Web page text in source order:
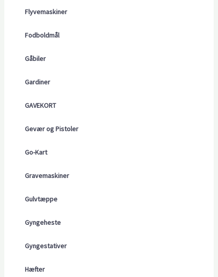
Flyvemaskiner
Fodboldmål
Gåbiler
Gardiner
GAVEKORT
Gevær og Pistoler
Go-Kart
Gravemaskiner
Gulvtæppe
Gyngeheste
Gyngestativer
Hæfter